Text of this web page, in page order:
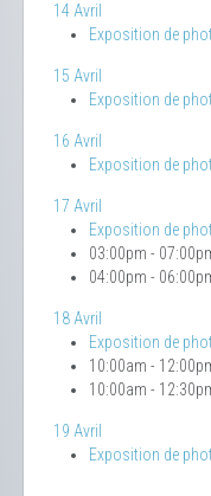
14 Avril
Exposition de
15 Avril
Exposition de
16 Avril
Exposition de
17 Avril
Exposition de
03:00pm -
04:00pm -
18 Avril
Exposition de
10:00am -
10:00am -
19 Avril
Exposition de